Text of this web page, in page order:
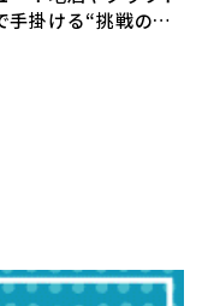
手掛ける“挑戦の歴